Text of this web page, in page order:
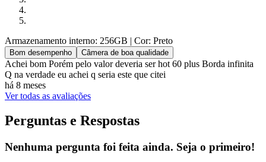
Armazenamento interno: 256GB | Cor: Preto
Bom desempenho Câmera de boa qualidade
Achei bom Porém pelo valor deveria ser hot 60 plus Borda infinita
Q na verdade eu achei q seria este que citei
há 8 meses
Ver todas as avaliações
Perguntas e Respostas
Nenhuma pergunta foi feita ainda. Seja o primeiro!